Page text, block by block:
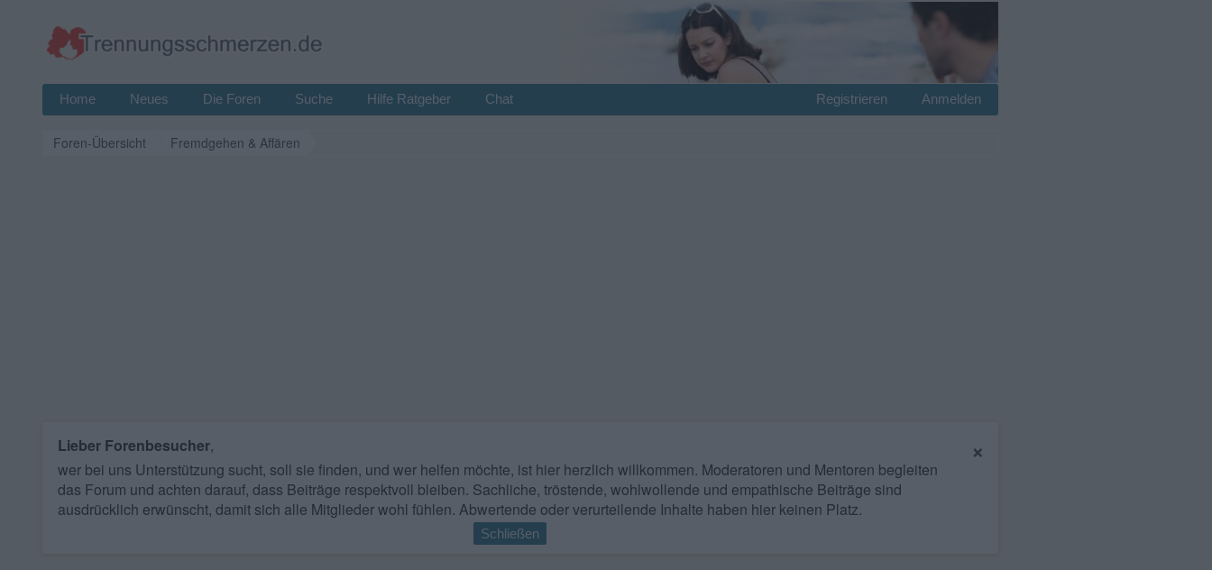
Home Neues Die Foren Suche Hilfe Ratgeber Chat Anmelden
Registrieren
Foren-Übersicht Fremdgehen & Affären
×
Lieber Forenbesucher,
wer bei uns Unterstützung sucht, soll sie finden, und wer helfen möchte, ist hier herzlich willkommen. Moderatoren und Mentoren begleiten
das Forum und achten darauf, dass Beiträge respektvoll bleiben. Sachliche, tröstende, wohlwollende und empathische Beiträge sind
ausdrücklich erwünscht, damit sich alle Mitglieder wohl fühlen. Abwertende oder verurteilende Inhalte haben hier keinen Platz.
Schließen